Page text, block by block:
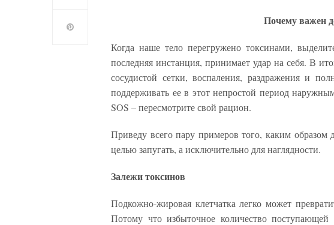
Почему важен
Когда наше тело перегружено токсинами,
последняя инстанция, принимает удар на себя. В
сосудистой сетки, воспаления, раздражения и
поддерживать ее в этот непростой период
SOS – пересмотрите свой рацион.
Приведу всего пару примеров того, каким образом
целью запугать, а исключительно для наглядности.
Залежи токсинов
Подкожно-жировая клетчатка легко может
Потому что избыточное количество